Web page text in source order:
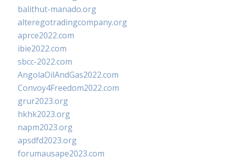
balithut-manado.org
alteregotradingcompany.org
aprce2022.com
ibie2022.com
sbcc-2022.com
AngolaOilAndGas2022.com
Convoy4Freedom2022.com
grur2023.org
hkhk2023.org
napm2023.org
apsdfd2023.org
forumausape2023.com